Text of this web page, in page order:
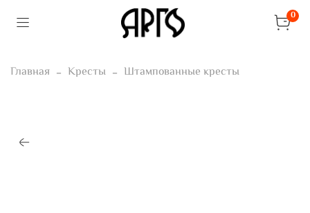
0
Главная Кресты Штампованные кресты